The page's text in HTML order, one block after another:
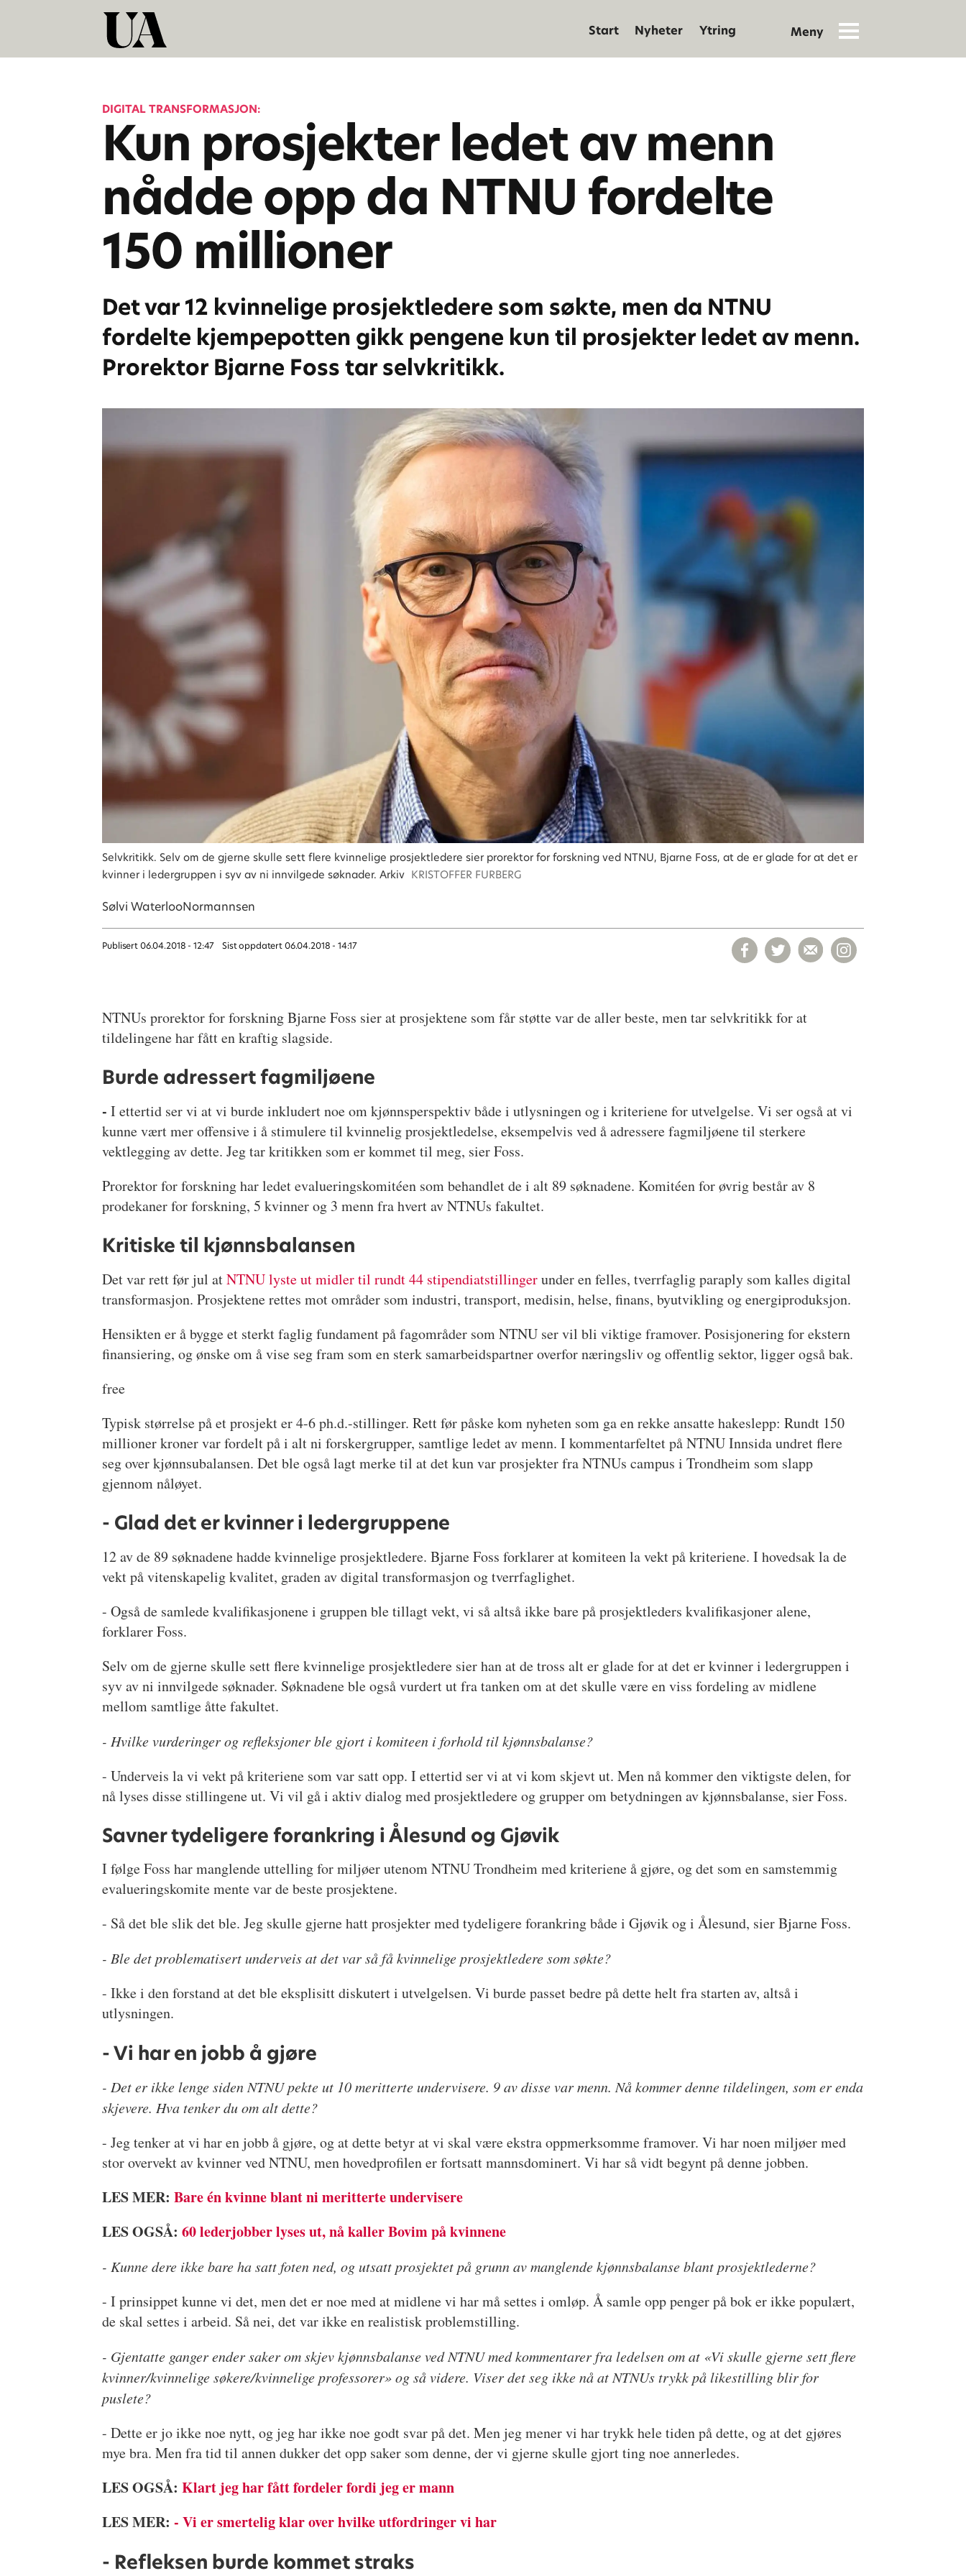
Start Nyheter Ytring
DIGITAL TRANSFORMASJON:
Kun prosjekter ledet av menn
nådde opp da NTNU fordelte
150 millioner
Det var 12 kvinnelige prosjektledere som søkte, men da NTNU
fordelte kjempepotten gikk pengene kun til prosjekter ledet av menn.
Prorektor Bjarne Foss tar selvkritikk.
Selvkritikk. Selv om de gjerne skulle sett flere kvinnelige prosjektledere sier prorektor for forskning ved NTNU, Bjarne Foss, at de er glade for at det er
kvinner i ledergruppen i syv av ni innvilgede søknader. Arkiv KRISTOFFER FURBERG
Sølvi WaterlooNormannsen
Publisert 06.04.2018 - 12:47 Sist oppdatert 06.04.2018 - 14:17
NTNUs prorektor for forskning Bjarne Foss sier at prosjektene som får støtte var de aller beste, men tar selvkritikk for at
tildelingene har fått en kraftig slagside.
Burde adressert fagmiljøene
-I ettertid ser vi at vi burde inkludert noe om kjønnsperspektiv både i utlysningen og i kriteriene for utvelgelse. Vi ser også at vi
kunne vært mer offensive i å stimulere til kvinnelig prosjektledelse, eksempelvis ved å adressere fagmiljøene til sterkere
vektlegging av dette. Jeg tar kritikken som er kommet til meg, sier Foss.
Prorektor for forskning har ledet evalueringskomitéen som behandlet de i alt 89 søknadene. Komitéen for øvrig består av 8
prodekaner for forskning, 5 kvinner og 3 menn fra hvert av NTNUs fakultet.
Kritiske til kjønnsbalansen
Det var rett før jul atNTNU lyste ut midler til rundt 44 stipendiatstillingerunder en felles, tverrfaglig paraply som kalles digital
transformasjon. Prosjektene rettes mot områder som industri, transport, medisin, helse, finans, byutvikling og energiproduksjon.
Hensikten er å bygge et sterkt faglig fundament på fagområder som NTNU ser vil bli viktige framover. Posisjonering for ekstern
finansiering, og ønske om å vise seg fram som en sterk samarbeidspartner overfor næringsliv og offentlig sektor, ligger også bak.
free
Typisk størrelse på et prosjekt er 4-6 ph.d.-stillinger. Rett før påske kom nyheten som ga en rekke ansatte hakeslepp: Rundt 150
millioner kroner var fordelt på i alt ni forskergrupper, samtlige ledet av menn. I kommentarfeltet på NTNU Innsida undret flere
seg over kjønnsubalansen. Det ble også lagt merke til at det kun var prosjekter fra NTNUs campus i Trondheim som slapp
gjennom nåløyet.
- Glad det er kvinner i ledergruppene
12 av de 89 søknadene hadde kvinnelige prosjektledere. Bjarne Foss forklarer at komiteen la vekt på kriteriene. I hovedsak la de
vekt på vitenskapelig kvalitet, graden av digital transformasjon og tverrfaglighet.
- Også de samlede kvalifikasjonene i gruppen ble tillagt vekt, vi så altså ikke bare på prosjektleders kvalifikasjoner alene,
forklarer Foss.
Selv om de gjerne skulle sett flere kvinnelige prosjektledere sier han at de tross alt er glade for at det er kvinner i ledergruppen i
syv av ni innvilgede søknader. Søknadene ble også vurdert ut fra tanken om at det skulle være en viss fordeling av midlene
mellom samtlige åtte fakultet.
- Hvilke vurderinger og refleksjoner ble gjort i komiteen i forhold til kjønnsbalanse?
- Underveis la vi vekt på kriteriene som var satt opp. I ettertid ser vi at vi kom skjevt ut. Men nå kommer den viktigste delen, for
nå lyses disse stillingene ut. Vi vil gå i aktiv dialog med prosjektledere og grupper om betydningen av kjønnsbalanse, sier Foss.
Savner tydeligere forankring i Ålesund og Gjøvik
I følge Foss har manglende uttelling for miljøer utenom NTNU Trondheim med kriteriene å gjøre, og det som en samstemmig
evalueringskomite mente var de beste prosjektene.
- Så det ble slik det ble. Jeg skulle gjerne hatt prosjekter med tydeligere forankring både i Gjøvik og i Ålesund, sier Bjarne Foss.
- Ble det problematisert underveis at det var så få kvinnelige prosjektledere som søkte?
- Ikke i den forstand at det ble eksplisitt diskutert i utvelgelsen. Vi burde passet bedre på dette helt fra starten av, altså i
utlysningen.
- Vi har en jobb å gjøre
- Det er ikke lenge siden NTNU pekte ut 10 meritterte undervisere. 9 av disse var menn. Nå kommer denne tildelingen, som er enda
skjevere. Hva tenker du om alt dette?
- Jeg tenker at vi har en jobb å gjøre, og at dette betyr at vi skal være ekstra oppmerksomme framover. Vi har noen miljøer med
stor overvekt av kvinner ved NTNU, men hovedprofilen er fortsatt mannsdominert. Vi har så vidt begynt på denne jobben.
LES MER:Bare én kvinne blant ni meritterte undervisere
LES OGSÅ:60 lederjobber lyses ut, nå kaller Bovim på kvinnene
- Kunne dere ikke bare ha satt foten ned, og utsatt prosjektet på grunn av manglende kjønnsbalanse blant prosjektlederne?
- I prinsippet kunne vi det, men det er noe med at midlene vi har må settes i omløp. Å samle opp penger på bok er ikke populært,
de skal settes i arbeid. Så nei, det var ikke en realistisk problemstilling.
- Gjentatte ganger ender saker om skjev kjønnsbalanse ved NTNU med kommentarer fra ledelsen om at «Vi skulle gjerne sett flere
kvinner/kvinnelige søkere/kvinnelige professorer» og så videre. Viser det seg ikke nå at NTNUs trykk på likestilling blir for
puslete?
- Dette er jo ikke noe nytt, og jeg har ikke noe godt svar på det. Men jeg mener vi har trykk hele tiden på dette, og at det gjøres
mye bra. Men fra tid til annen dukker det opp saker som denne, der vi gjerne skulle gjort ting noe annerledes.
LES OGSÅ:Klart jeg har fått fordeler fordi jeg er mann
LES MER:- Vi er smertelig klar over hvilke utfordringer vi har
- Refleksen burde kommet straks